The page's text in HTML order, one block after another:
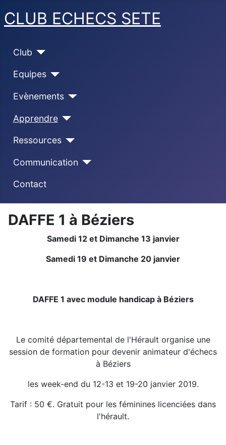
CLUB ECHECS SETE
Club
Equipes
Evènements
Apprendre
Ressources
Communication
Contact
DAFFE 1 à Béziers
Samedi 12 et Dimanche 13 janvier
Samedi 19 et Dimanche 20 janvier
DAFFE 1 avec module handicap à Béziers
Le comité départemental de l'Hérault organise une
session de formation pour devenir animateur d'échecs
à Béziers
les week-end du 12-13 et 19-20 janvier 2019.
Tarif : 50 €. Gratuit pour les féminines licenciées dans
l'hérault.